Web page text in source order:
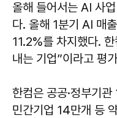
올해 들어서는 AI 사
다. 올해 1분기 AI 매
11.2%를 차지했다.
내는 기업”이라고 평
한컴은 공공·정부기
민간기업 14만개 등